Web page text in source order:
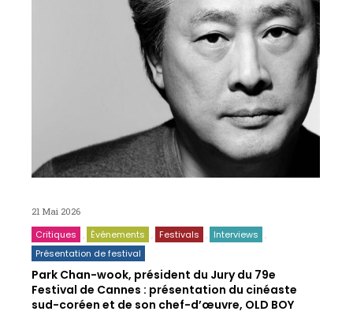
21 Mai 2026
Critiques Événements Festivals
Interviews
Présentation de festival
Park Chan-wook, président du Jury du 79e
Festival de Cannes : présentation du cinéaste
sud-coréen et de son chef-d’œuvre, OLD BOY